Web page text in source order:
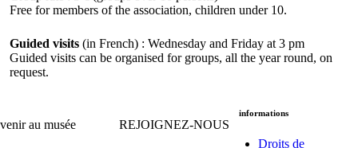
Free for members of the association, children under 10.
Guided visits (in French) : Wednesday and Friday at 3 pm
Guided visits can be organised for groups, all the year round, on
request.
venir au musée REJOIGNEZ-NOUS
informations
Droits de